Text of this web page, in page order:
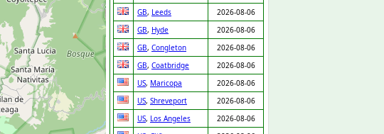
GB, Leeds
2026-08-06
GB, Hyde
2026-08-06
GB, Congleton
2026-08-06
GB, Coatbridge
2026-08-06
US, Maricopa
2026-08-06
US, Shreveport
2026-08-06
US, Los Angeles
2026-08-06